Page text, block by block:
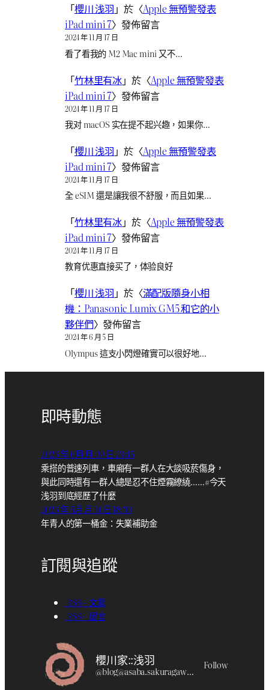
「櫻川 浅羽 」於〈Apple 無預警發表
iPad mini 7〉發佈留言
2024 年 11 月 17 日
看了看我的 M2 Mac mini 又不…
「竹林里有冰」於〈Apple 無預警發表
iPad mini 7〉發佈留言
2024 年 11 月 17 日
我对 macOS 实在提不起兴趣，如果你…
「櫻川 浅羽 」於〈Apple 無預警發表
iPad mini 7〉發佈留言
2024 年 11 月 17 日
全 eSIM 還是讓我很不舒服，而且如果…
「竹林里有冰」於〈Apple 無預警發表
iPad mini 7〉發佈留言
2024 年 11 月 17 日
教育优惠直接买了，体验良好
「櫻川 浅羽 」於〈滿配版隨身小相
機：Panasonic Lumix GM5 和它的小
夥伴們〉發佈留言
2024 年 6 月 5 日
Olympus 這支小閃燈確實可以很好地…
即時動態
2026 年 6月 月 09 日 23:45
乘搭的普速列車，車廂有一群人在大談吸菸傷身，
與此同時還有一群人總是忍不住煙霧繚繞……#今天
浅羽到底經歷了什麼
2026 年 5月 月 14 日 18:30
年青人的第一桶金：失業補助金
訂閱與追蹤
RSS – 文章
RSS – 留言
櫻川家::浅羽
@blog@asaba.sakuragawa.moe Follow